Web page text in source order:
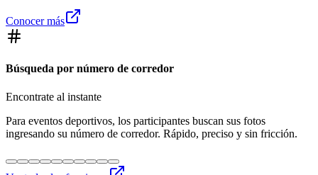
Conocer más
Búsqueda por número de corredor
Encontrate al instante
Para eventos deportivos, los participantes buscan sus fotos
ingresando su número de corredor. Rápido, preciso y sin fricción.